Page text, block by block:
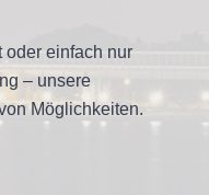
oder einfach nur
– unsere
Möglichkeiten.